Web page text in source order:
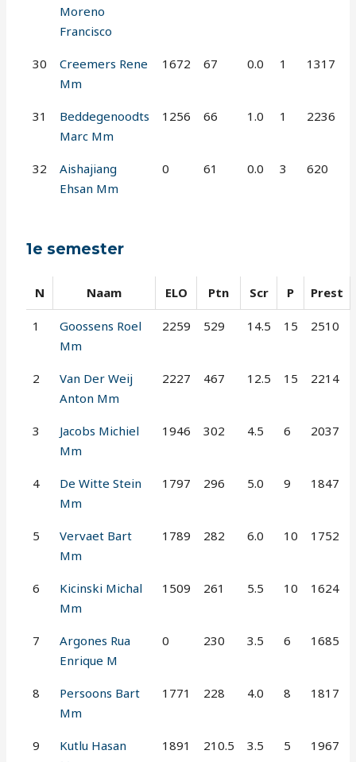
Moreno
Francisco
30
Creemers Rene
Mm
1672 67 0.0 1 1317
31
Beddegenoodts
Marc Mm
1256 66 1.0 1 2236
32
Aishajiang
Ehsan Mm
0 61 0.0 3 620
1e semester
N Naam ELO Ptn Scr P Prest
1
Goossens Roel
Mm
2259 529 14.5 15 2510
2
Van Der Weij
Anton Mm
2227 467 12.5 15 2214
3
Jacobs Michiel
Mm
1946 302 4.5 6 2037
4
De Witte Stein
Mm
1797 296 5.0 9 1847
5
Vervaet Bart
Mm
1789 282 6.0 10 1752
6
Kicinski Michal
Mm
1509 261 5.5 10 1624
7
Argones Rua
Enrique M
0 230 3.5 6 1685
8
Persoons Bart
Mm
1771 228 4.0 8 1817
9
Kutlu Hasan
1891 210.5 3.5 5 1967